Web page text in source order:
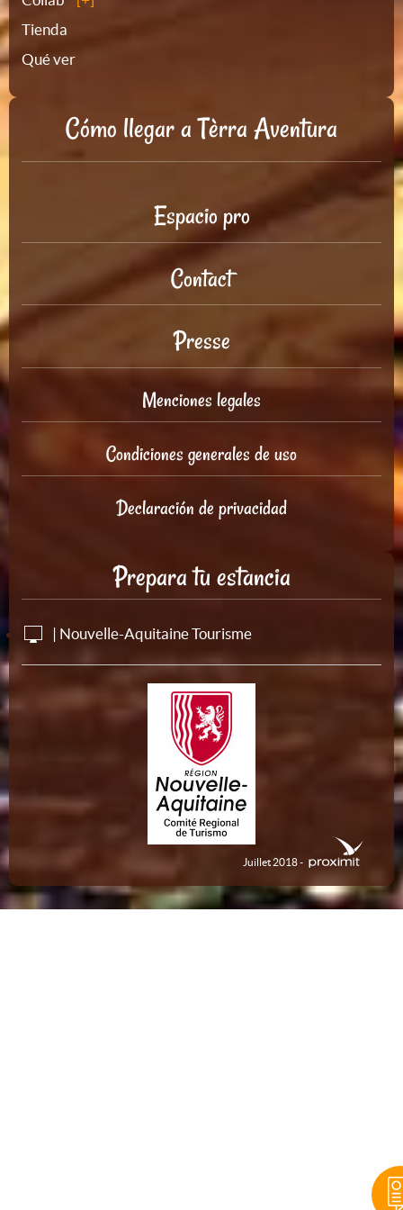
Tienda
Qué ver
Cómo llegar a Tèrra Aventura
Espacio pro
Contact
Presse
Menciones legales
Condiciones generales de uso
Declaración de privacidad
Prepara tu estancia
| Nouvelle-Aquitaine Tourisme
Juillet 2018 -